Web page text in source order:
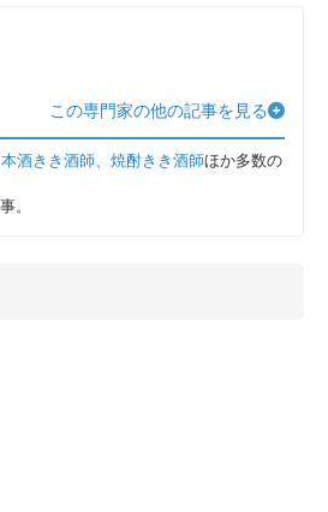
この専門家の他の記事を見る
酒きき酒師、焼酎きき酒師ほか多数の
。